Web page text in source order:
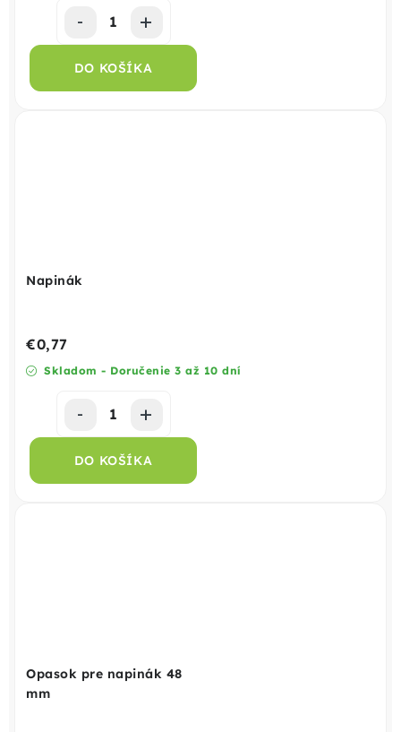
DO KOŠÍKA
Napinák
Skladom - Doručenie 3 až 10 dní
€0,77
DO KOŠÍKA
Opasok pre napinák 48
mm